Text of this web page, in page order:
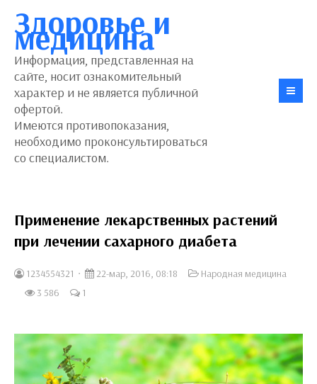
Здоровье и
медицина
Информация, представленная на
сайте, носит ознакомительный
характер и не является публичной
офертой.
Имеются противопоказания,
необходимо проконсультироваться
со специалистом.
Применение лекарственных растений
при лечении сахарного диабета
1234554321 22-мар, 2016, 08:18
Народная медицина
3 586
1